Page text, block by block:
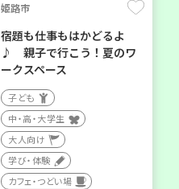
姫路市
宿題も仕事もはかどるよ
♪ 親子で行こう！夏のワ
ークスペース
子ども
中・高・大学生
大人向け
学び・体験
カフェ・つどい場